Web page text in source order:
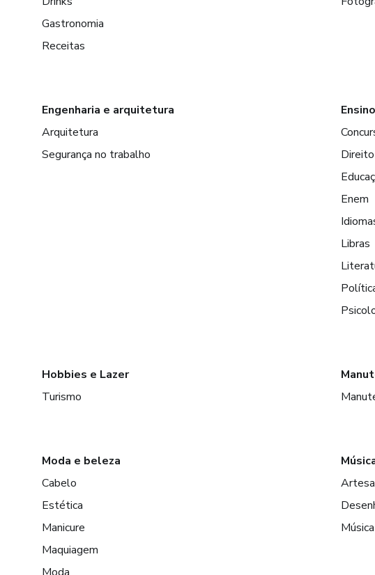
Gastronomia
Receitas
Engenharia e arquitetura
Arquitetura
Segurança no trabalho
Direito
Enem
Libras
Hobbies e Lazer
Turismo
Moda e beleza
Cabelo
Estética
Manicure
Maquiagem
Música